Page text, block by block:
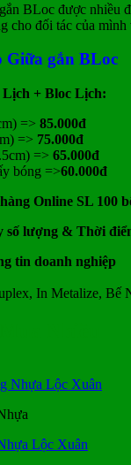
BLoc được nhiều
cho đối tác của
gắn BLoc
+ Bloc Lịch:
=> 85.000đ
=> 75.000đ
=> 65.000đ
bóng =>60.000đ
Online SL 100
số lượng & Thời
tin doanh nghiệp
In Metalize, Bế
Lộc Xuân